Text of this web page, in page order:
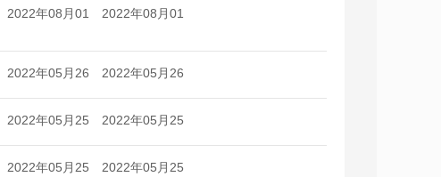
2022年08月01
2022年08月01
2022年05月26
日
2022年05月26
日
2022年05月25
日
2022年05月25
日
2022年05月25
2022年05月25